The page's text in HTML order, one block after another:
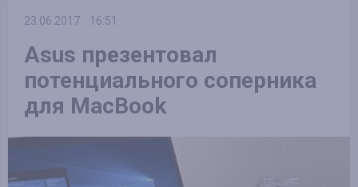
23.06.2017 16:51
Asus презентовал
потенциального соперника
для MacBook